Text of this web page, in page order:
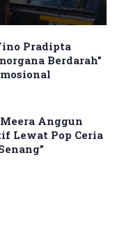
Pradipta
Berdarah”
Anggun
Lewat Pop Ceria